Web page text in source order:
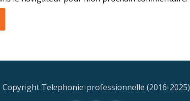
Copyright Telephonie-professionnelle (2016-2025)